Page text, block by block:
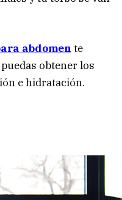
abdomen te
obtener los
e hidratación.